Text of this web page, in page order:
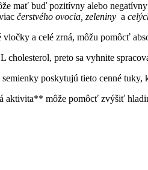
⁢mať buď pozitívny alebo​
čerstvého ovocia, zeleniny ⁣ a
a celé zrná, môžu⁢ pomôcť
preto sa vyhnite
poskytujú tieto cenné ⁣tuky,
aktivita**⁢ môže pomôcť zvýšiť